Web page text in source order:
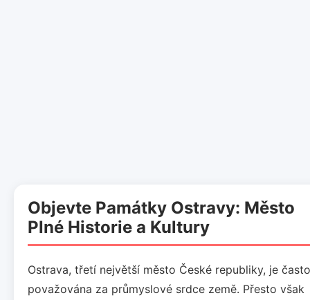
Objevte Památky Ostravy: Město
Plné Historie a Kultury
Ostrava, třetí největší město České republiky, je často
považována za průmyslové srdce země. Přesto však